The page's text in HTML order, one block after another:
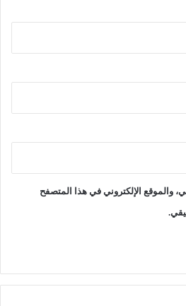
والموقع الإلكتروني في هذا المتصفح